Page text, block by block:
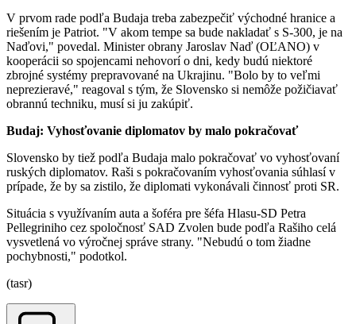
V prvom rade podľa Budaja treba zabezpečiť východné hranice a
riešením je Patriot. "V akom tempe sa bude nakladať s S-300, je na
Naďovi," povedal. Minister obrany Jaroslav Naď (OĽANO) v
kooperácii so spojencami nehovorí o dni, kedy budú niektoré
zbrojné systémy prepravované na Ukrajinu. "Bolo by to veľmi
neprezieravé," reagoval s tým, že Slovensko si nemôže požičiavať
obrannú techniku, musí si ju zakúpiť.
Budaj: Vyhosťovanie diplomatov by malo pokračovať
Slovensko by tiež podľa Budaja malo pokračovať vo vyhosťovaní
ruských diplomatov. Raši s pokračovaním vyhosťovania súhlasí v
prípade, že by sa zistilo, že diplomati vykonávali činnosť proti SR.
Situácia s využívaním auta a šoféra pre šéfa Hlasu-SD Petra
Pellegriniho cez spoločnosť SAD Zvolen bude podľa Rašiho celá
vysvetlená vo výročnej správe strany. "Nebudú o tom žiadne
pochybnosti," podotkol.
(tasr)